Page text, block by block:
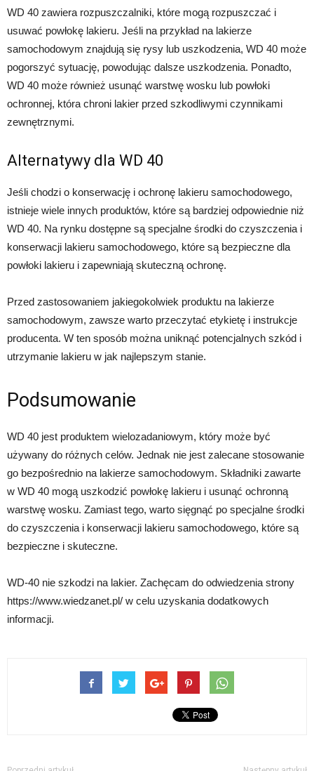
WD 40 zawiera rozpuszczalniki, które mogą rozpuszczać i
usuwać powłokę lakieru. Jeśli na przykład na lakierze
samochodowym znajdują się rysy lub uszkodzenia, WD 40 może
pogorszyć sytuację, powodując dalsze uszkodzenia. Ponadto,
WD 40 może również usunąć warstwę wosku lub powłoki
ochronnej, która chroni lakier przed szkodliwymi czynnikami
zewnętrznymi.
Alternatywy dla WD 40
Jeśli chodzi o konserwację i ochronę lakieru samochodowego,
istnieje wiele innych produktów, które są bardziej odpowiednie niż
WD 40. Na rynku dostępne są specjalne środki do czyszczenia i
konserwacji lakieru samochodowego, które są bezpieczne dla
powłoki lakieru i zapewniają skuteczną ochronę.
Przed zastosowaniem jakiegokolwiek produktu na lakierze
samochodowym, zawsze warto przeczytać etykietę i instrukcje
producenta. W ten sposób można uniknąć potencjalnych szkód i
utrzymanie lakieru w jak najlepszym stanie.
Podsumowanie
WD 40 jest produktem wielozadaniowym, który może być
używany do różnych celów. Jednak nie jest zalecane stosowanie
go bezpośrednio na lakierze samochodowym. Składniki zawarte
w WD 40 mogą uszkodzić powłokę lakieru i usunąć ochronną
warstwę wosku. Zamiast tego, warto sięgnąć po specjalne środki
do czyszczenia i konserwacji lakieru samochodowego, które są
bezpieczne i skuteczne.
WD-40 nie szkodzi na lakier. Zachęcam do odwiedzenia strony
https://www.wiedzanet.pl/ w celu uzyskania dodatkowych
informacji.